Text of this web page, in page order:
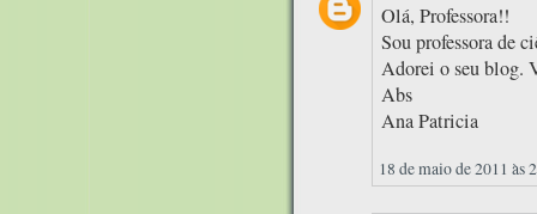
Olá, Professora!!
Sou professora de
Adorei o seu blog.
Abs
Ana Patricia
18 de maio de 2011 às